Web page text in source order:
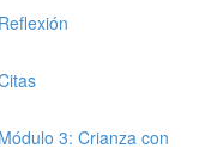
3: Crianza con